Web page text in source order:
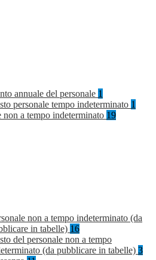
annuale del personale 1
personale tempo indeterminato 1
non a tempo indeterminato 19
non a tempo indeterminato (da
in tabelle) 16
del personale non a tempo
(da pubblicare in tabelle) 3